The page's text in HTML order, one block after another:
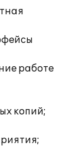
работе
копий;